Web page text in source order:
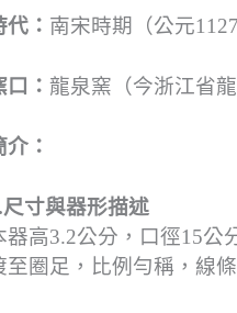
代： 南宋時期（公元
口： 龍泉窯（今浙江省龍
介：
尺寸與器形描述
器高3.2公分，口徑15公
至圈足，比例勻稱，線